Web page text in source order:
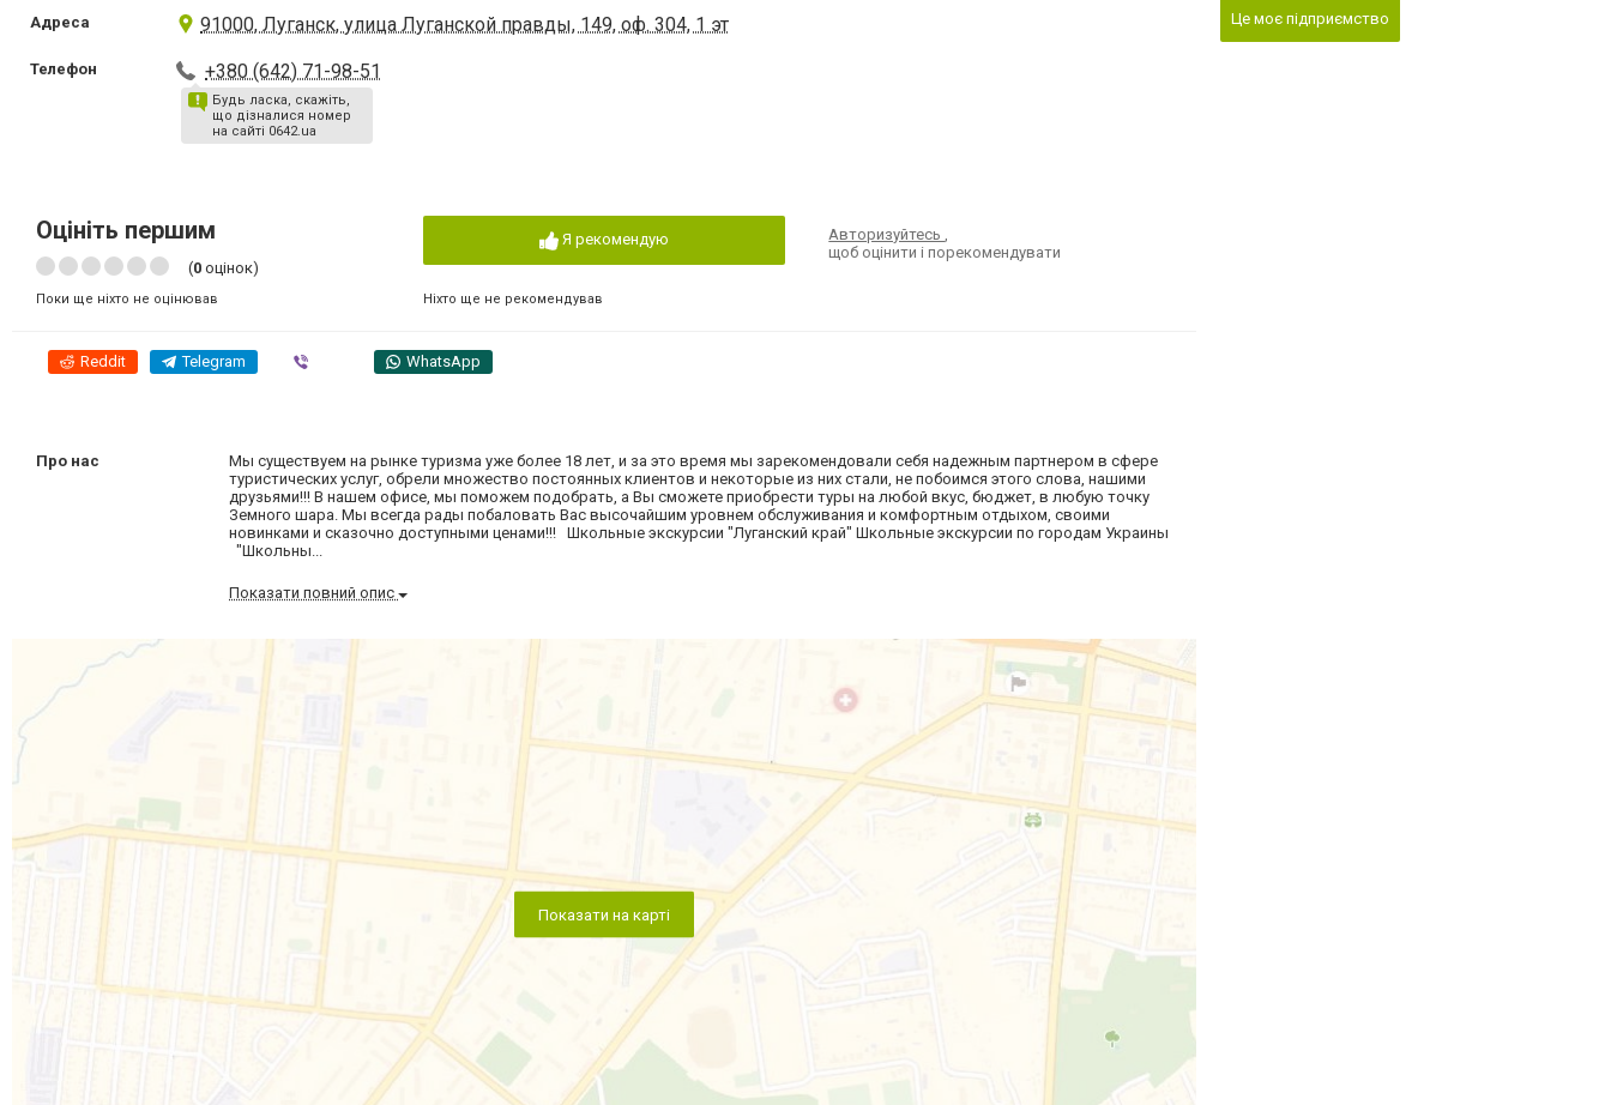
Адреса 91000, Луганск, улица Луганской правды, 149, оф. 304, 1 эт
Телефон +380 (642) 71-98-51
Будь ласка, скажіть,
що дізналися номер
на сайті 0642.ua
Оцініть першим
(0 оцінок)
Поки ще ніхто не оцінював
Я рекомендую
Ніхто ще не рекомендував
Авторизуйтесь,
щоб оцінити і порекомендувати
Reddit Telegram WhatsApp
Про нас
Мы существуем на рынке туризма уже более 18 лет, и за это время мы зарекомендовали себя надежным партнером в сфере
туристических услуг, обрели множество постоянных клиентов и некоторые из них стали, не побоимся этого слова, нашими
друзьями!!! В нашем офисе, мы поможем подобрать, а Вы сможете приобрести туры на любой вкус, бюджет, в любую точку
Земного шара. Мы всегда рады побаловать Вас высочайшим уровнем обслуживания и комфортным отдыхом, своими
новинками и сказочно доступными ценами!!! Школьные экскурсии "Луганский край" Школьные экскурсии по городам Украины
"Школьны...
Показати повний опис
Показати на карті
Це моє підприємство